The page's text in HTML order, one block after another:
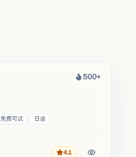
热度
500+
免费可试 日语
评分4.1